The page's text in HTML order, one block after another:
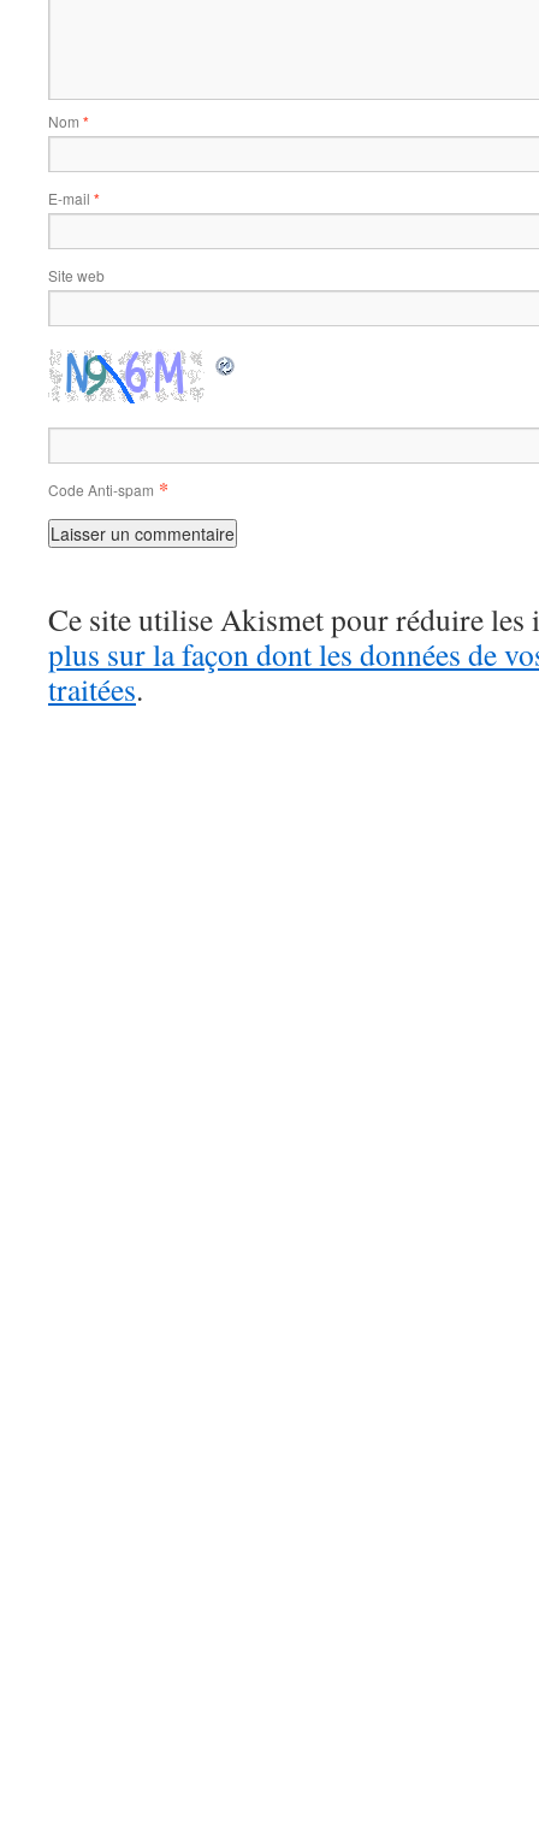
Nom *
E-mail *
Site web
Code Anti-spam *
Ce site utilise Akismet pour réduire les
plus sur la façon dont les données de
traitées.